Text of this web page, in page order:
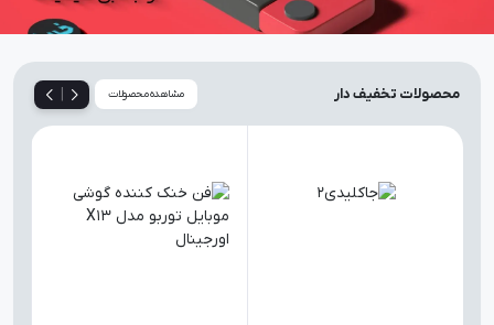
محصولات تخفیف دار مشاهده محصولات |